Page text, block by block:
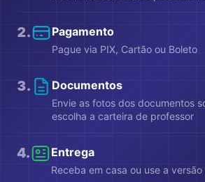
2. Pagamento
Pague via PIX, Cartão ou Boleto
3. Documentos
Envie as fotos dos documentos
escolha a carteira de professor
4. Entrega
Receba em casa ou use a